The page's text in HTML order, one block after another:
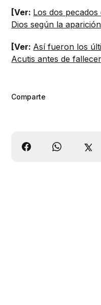
[Ver: Los dos
Dios según la
[Ver: Así fueron los
Acutis antes de
Comparte